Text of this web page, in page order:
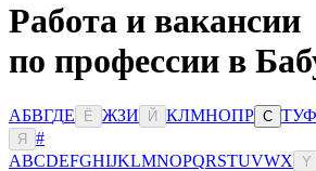
Работа и вакансии
по профессии в
АБВГДЕ Ё ЖЗИ Й КЛМНОПР С ТУФ
Я
#
ABCDEFGHIJKLMNOPQRSTUVWX Y